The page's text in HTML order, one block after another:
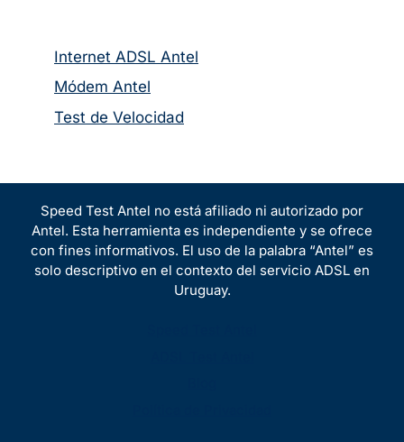
Internet ADSL Antel
Módem Antel
Test de Velocidad
Speed Test Antel no está afiliado ni autorizado por
Antel. Esta herramienta es independiente y se ofrece
con fines informativos. El uso de la palabra “Antel” es
solo descriptivo en el contexto del servicio ADSL en
Uruguay.